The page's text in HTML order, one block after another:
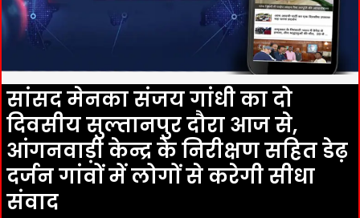
सांसद मेनका संजय गांधी का दो
दिवसीय सुल्तानपुर दौरा आज से,
आंगनवाड़ी केन्द्र के निरीक्षण सहित डेढ़
दर्जन गांवों में लोगों से करेगी सीधा
संवाद